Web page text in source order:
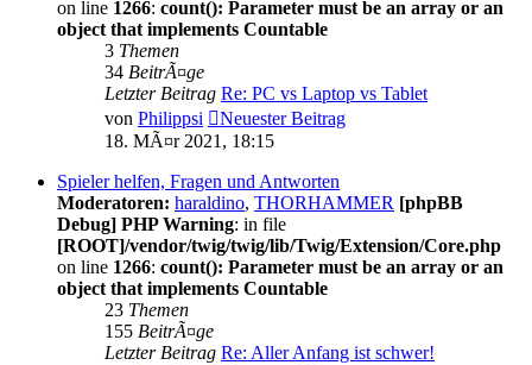
on line 1266: count(): Parameter must be an array or an
object that implements Countable
3 Themen
34 BeitrÃ¤ge
Letzter Beitrag Re: PC vs Laptop vs Tablet
von Philippsi
Neuester Beitrag
18. MÃ¤r 2021, 18:15
Spieler helfen, Fragen und Antworten
Moderatoren: haraldino, THORHAMMER [phpBB
Debug] PHP Warning: in file
[ROOT]/vendor/twig/twig/lib/Twig/Extension/Core.php
on line 1266: count(): Parameter must be an array or an
object that implements Countable
23 Themen
155 BeitrÃ¤ge
Letzter Beitrag Re: Aller Anfang ist schwer!